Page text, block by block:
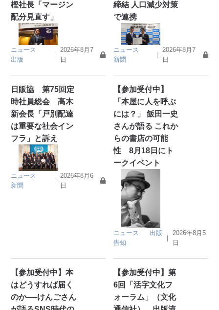
樫社長「マージン
配分見直す」
ニュース
出版
｜
2026年8月7
日
締結 人口減少対策
で連携
ニュース
新聞
｜
2026年8月7
日
日販協 第75回定
時社員総会 髙木
新会長「戸別配達
は重要な社会イン
フラ」と訴え
ニュース
新聞
｜
2026年8月6
日
【参加受付中】
「本屋に人を呼ぶ
には？」 飯田一史
さんが語る これか
らの書店の可能
性 8月18日にト
ークイベント
ニュース
出版
告知
｜
2026年8月5
日
【参加受付中】本
はどうすれば届く
のか──けんごさん
【参加受付中】第
6回「活字文化フ
ォーラム」（文化